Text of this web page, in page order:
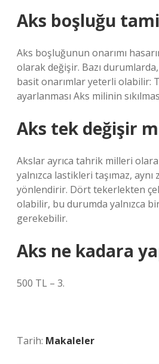
Aks boşluğu
Aks boşluğunun onarımı
olarak değişir. Bazı
basit onarımlar yeterli olabilir:
ayarlanması Aks milinin
Aks tek değişir
Akslar ayrıca tahrik milleri
yalnızca lastikleri taşımaz, aynı
yönlendirir. Dört tekerlekten
olabilir, bu durumda yalnızca
gerekebilir.
Aks ne kadara
500 TL – 3.
Tarih: Makaleler